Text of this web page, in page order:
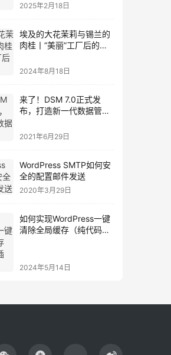
2025年2月18日
埃及的大花茉莉与锡兰的
肉桂丨“美丽”工厂后的悲
2024年8月18日
来了！DSM 7.0正式发
布，打造新一代数据管理
2021年6月29日
WordPress SMTP如何安
全的配置邮件发送
2020年3月29日
如何实现WordPress一键
清除全局缓存（纯代码或
2024年5月14日